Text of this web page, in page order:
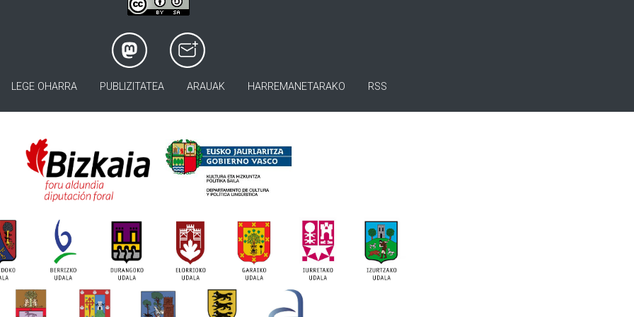
LEGE OHARRA PUBLIZITATEA ARAUAK HARREMANETARAKO RSS